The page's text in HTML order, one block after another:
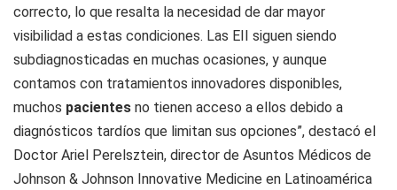
correcto, lo que resalta la necesidad de dar mayor
visibilidad a estas condiciones. Las EII siguen siendo
subdiagnosticadas en muchas ocasiones, y aunque
contamos con tratamientos innovadores disponibles,
muchos pacientes no tienen acceso a ellos debido a
diagnósticos tardíos que limitan sus opciones”, destacó el
Doctor Ariel Perelsztein, director de Asuntos Médicos de
Johnson & Johnson Innovative Medicine en Latinoamérica